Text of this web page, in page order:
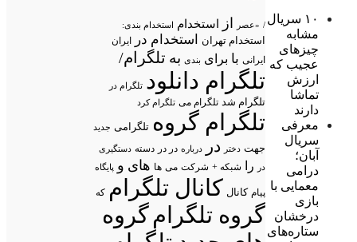
۱۰ سریال
مشابه
چیزهای
عجیب که
ارزش
تماشا
دارند
معرفی
سریال
آبان؛
درامی
معمایی با
بازی
درخشان
ستاره‌های
/ «عصر از استخدام استخدام بندی:
استخدام تهران استخدام در ایران
ایرانی با برای بندی به تلگرام/
تلگرام دانلود تلگرام در
تلگرام شد تلگرام می تلگرام کرد
تلگرام گروه تلگرامی جدید
جهت دختر در درباره در در دسته دستگیری
در
را شبکه + شرکت می ها های و پایگاه
پیام کانال کانال تلگرام که
گروه تلگرامگروه